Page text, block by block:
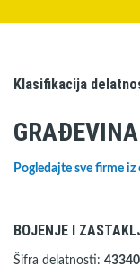
Klasifikacija
Pogledajte sve firme
BOJENJE I
Šifra delatnosti: